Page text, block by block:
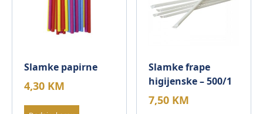
Slamke papirne
4,30 KM
Slamke frape
higijenske – 500/1
7,50 KM